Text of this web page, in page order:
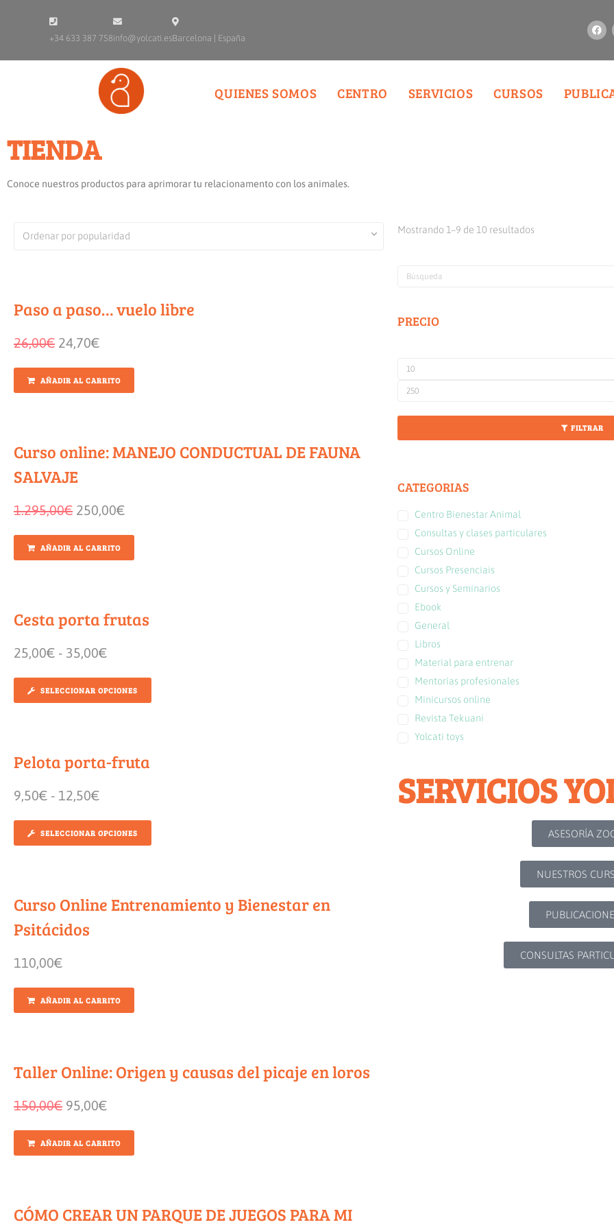
+34 633 387 758info@yolcati.esBarcelona | España
QUIENES SOMOS CENTRO SERVICIOS CURSOS
TIENDA
Conoce nuestros productos para aprimorar tu relacionamento con los animales.
Mostrando 1–9 de 10 resultados
Paso a paso… vuelo libre
26,00€ 24,70€
AÑADIR AL CARRITO
Curso online: MANEJO CONDUCTUAL DE FAUNA
SALVAJE
1.295,00€ 250,00€
AÑADIR AL CARRITO
Cesta porta frutas
25,00€ - 35,00€
SELECCIONAR OPCIONES
Pelota porta-fruta
9,50€ - 12,50€
SELECCIONAR OPCIONES
Curso Online Entrenamiento y Bienestar en
Psitácidos
110,00€
AÑADIR AL CARRITO
Taller Online: Origen y causas del picaje en loros
150,00€ 95,00€
AÑADIR AL CARRITO
CÓMO CREAR UN PARQUE DE JUEGOS PARA MI
PRECIO
FILTRAR
CATEGORIAS
Centro Bienestar Animal
Consultas y clases particulares
Cursos Online
Cursos Presenciais
Cursos y Seminarios
Ebook
General
Libros
Material para entrenar
Mentorías profesionales
Minicursos online
Revista Tekuani
Yolcati toys
SERVICIOS
ASESORÍA
NUESTROS
CONSULTAS